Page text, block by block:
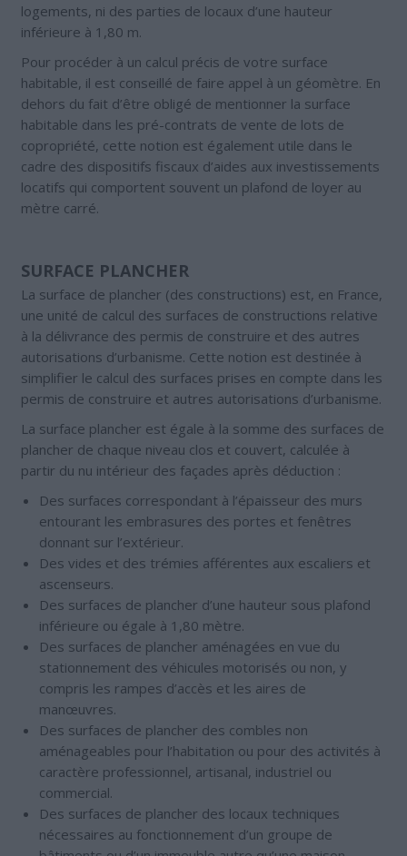
logements, ni des parties de locaux d’une hauteur
inférieure à 1,80 m.
Pour procéder à un calcul précis de votre surface
habitable, il est conseillé de faire appel à un géomètre. En
dehors du fait d’être obligé de mentionner la surface
habitable dans les pré-contrats de vente de lots de
copropriété, cette notion est également utile dans le
cadre des dispositifs fiscaux d’aides aux investissements
locatifs qui comportent souvent un plafond de loyer au
mètre carré.
SURFACE PLANCHER
La surface de plancher (des constructions) est, en France,
une unité de calcul des surfaces de constructions relative
à la délivrance des permis de construire et des autres
autorisations d’urbanisme. Cette notion est destinée à
simplifier le calcul des surfaces prises en compte dans les
permis de construire et autres autorisations d’urbanisme.
La surface plancher est égale à la somme des surfaces de
plancher de chaque niveau clos et couvert, calculée à
partir du nu intérieur des façades après déduction :
Des surfaces correspondant à l’épaisseur des murs
entourant les embrasures des portes et fenêtres
donnant sur l’extérieur.
Des vides et des trémies afférentes aux escaliers et
ascenseurs.
Des surfaces de plancher d’une hauteur sous plafond
inférieure ou égale à 1,80 mètre.
Des surfaces de plancher aménagées en vue du
stationnement des véhicules motorisés ou non, y
compris les rampes d’accès et les aires de
manœuvres.
Des surfaces de plancher des combles non
aménageables pour l’habitation ou pour des activités à
caractère professionnel, artisanal, industriel ou
commercial.
Des surfaces de plancher des locaux techniques
nécessaires au fonctionnement d’un groupe de